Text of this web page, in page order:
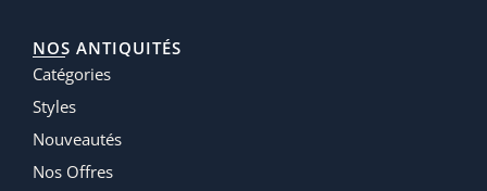
NOS ANTIQUITÉS
Catégories
Styles
Nouveautés
Nos Offres